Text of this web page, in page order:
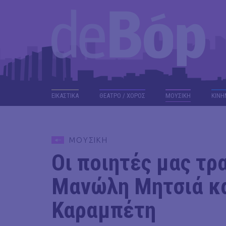
ΕΙΚΑΣΤΙΚΑ ΘΕΑΤΡΟ / ΧΟΡΟΣ ΜΟΥΣΙΚΗ
ΜΟΥΣΙΚΗ
Οι ποιητές μας
Μανώλη Μητσιά
Καραμπέτη